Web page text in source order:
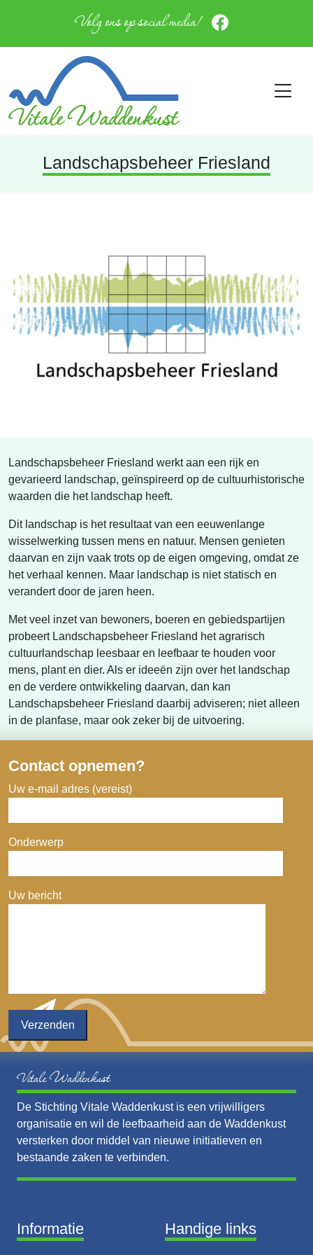
Volg ons op social media!
Landschapsbeheer Friesland
Landschapsbeheer Friesland werkt aan een rijk en
gevarieerd landschap, geïnspireerd op de cultuurhistorische
waarden die het landschap heeft.
Dit landschap is het resultaat van een eeuwenlange
wisselwerking tussen mens en natuur. Mensen genieten
daarvan en zijn vaak trots op de eigen omgeving, omdat ze
het verhaal kennen. Maar landschap is niet statisch en
verandert door de jaren heen.
Met veel inzet van bewoners, boeren en gebiedspartijen
probeert Landschapsbeheer Friesland het agrarisch
cultuurlandschap leesbaar en leefbaar te houden voor
mens, plant en dier. Als er ideeën zijn over het landschap
en de verdere ontwikkeling daarvan, dan kan
Landschapsbeheer Friesland daarbij adviseren; niet alleen
in de planfase, maar ook zeker bij de uitvoering.
Contact opnemen?
Uw e-mail adres (vereist)
Onderwerp
Uw bericht
Vitale Waddenkust
De Stichting Vitale Waddenkust is een vrijwilligers
organisatie en wil de leefbaarheid aan de Waddenkust
versterken door middel van nieuwe initiatieven en
bestaande zaken te verbinden.
Informatie Handige links